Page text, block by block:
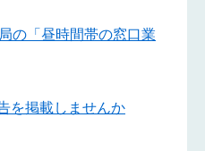
の「昼時間帯の窓口業
を掲載しませんか